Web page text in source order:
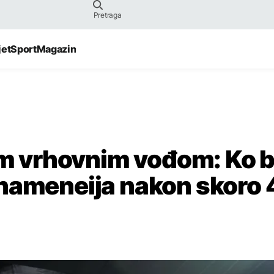
SportMagazin
vrhovnim vođom: Ko
nakon skoro